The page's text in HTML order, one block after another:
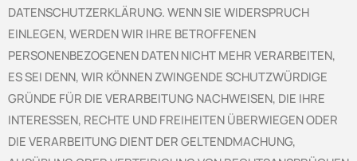
DATENSCHUTZERKLÄRUNG. WENN SIE WIDERSPRUCH
EINLEGEN, WERDEN WIR IHRE BETROFFENEN
PERSONENBEZOGENEN DATEN NICHT MEHR VERARBEITEN,
ES SEI DENN, WIR KÖNNEN ZWINGENDE SCHUTZWÜRDIGE
GRÜNDE FÜR DIE VERARBEITUNG NACHWEISEN, DIE IHRE
INTERESSEN, RECHTE UND FREIHEITEN ÜBERWIEGEN ODER
DIE VERARBEITUNG DIENT DER GELTENDMACHUNG,